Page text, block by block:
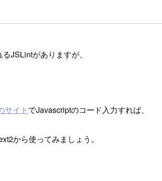
JSLintがありますが、
サイト でJavascriptのコード入力すれば、
から使ってみましょう。